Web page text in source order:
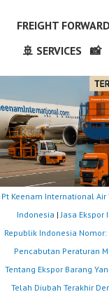
FREIGHT
🚢 SERVICES
📸
Pt Keenam International Air
Indonesia | Jasa Ekspor
Republik Indonesia
Pencabutan Peraturan
Tentang Ekspor Barang
Telah Diubah Terakhir